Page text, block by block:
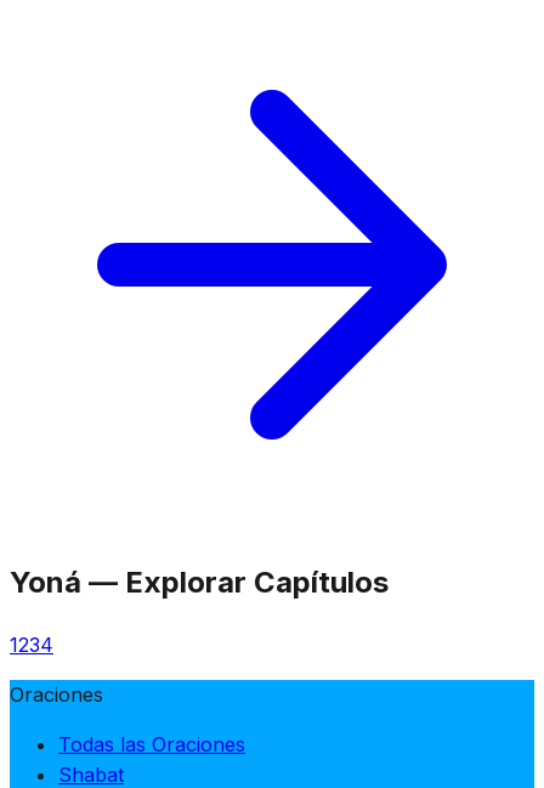
Yoná — Explorar Capítulos
1234
Oraciones
Todas las Oraciones
Shabat